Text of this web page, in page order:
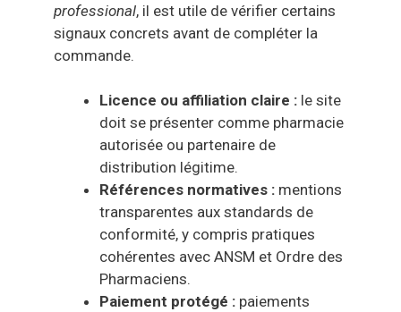
professional, il est utile de vérifier certains
signaux concrets avant de compléter la
commande.
Licence ou affiliation claire : le site
doit se présenter comme pharmacie
autorisée ou partenaire de
distribution légitime.
Références normatives : mentions
transparentes aux standards de
conformité, y compris pratiques
cohérentes avec ANSM et Ordre des
Pharmaciens.
Paiement protégé : paiements